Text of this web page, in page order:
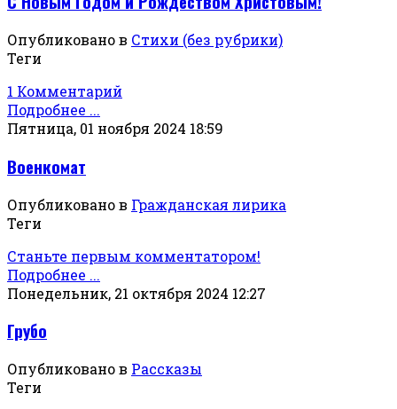
Опубликовано в Стихи (без рубрики)
Теги
1 Комментарий
Подробнее ...
Пятница, 01 ноября 2024 18:59
Военкомат
Опубликовано в Гражданская лирика
Теги
Станьте первым комментатором!
Подробнее ...
Понедельник, 21 октября 2024 12:27
Грубо
Опубликовано в Рассказы
Теги